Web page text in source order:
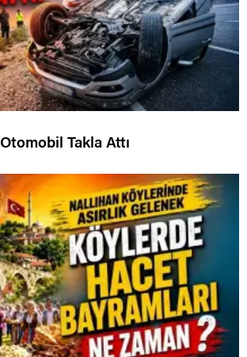
Beypazarı’nda Otomobil Takla Attı